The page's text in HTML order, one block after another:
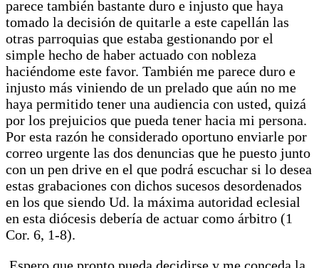
parece también bastante duro e injusto que haya
tomado la decisión de quitarle a este capellán las
otras parroquias que estaba gestionando por el
simple hecho de haber actuado con nobleza
haciéndome este favor. También me parece duro e
injusto más viniendo de un prelado que aún no me
haya permitido tener una audiencia con usted, quizá
por los prejuicios que pueda tener hacia mi persona.
Por esta razón he considerado oportuno enviarle por
correo urgente las dos denuncias que he puesto junto
con un pen drive en el que podrá escuchar si lo desea
estas grabaciones con dichos sucesos desordenados
en los que siendo Ud. la máxima autoridad eclesial
en esta diócesis debería de actuar como árbitro (1
Cor. 6, 1-8).